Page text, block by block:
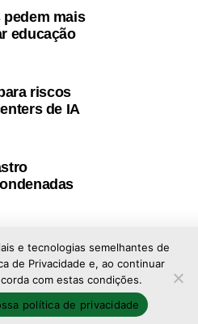
público e incorre em
a anulação genérica de
o princípio da separação
coisa julgada
no texto da MP durante a
inscritas na dívida ativa
como dívida perante o poder
cumpra o piso do frete
Código Identificador da
que comprova a
o sistema aceitava o
pedem mais
educação
riscos
de IA
os direitos reservados ao
e tecnologias semelhantes de
de Privacidade e, ao continuar
com estas condições.
política de privacidade